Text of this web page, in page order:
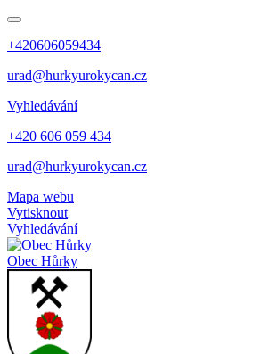
+420606059434
urad@hurkyurokycan.cz
Vyhledávání
+420 606 059 434
urad@hurkyurokycan.cz
Mapa webu
Vytisknout
Vyhledávání
Obec Hůrky